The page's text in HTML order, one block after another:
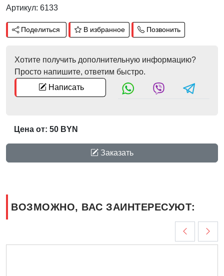
Артикул: 6133
Поделиться В избранное Позвонить
Хотите получить дополнительную информацию?
Просто напишите, ответим быстро.
Написать
Цена от: 50 BYN
Заказать
ВОЗМОЖНО, ВАС ЗАИНТЕРЕСУЮТ: